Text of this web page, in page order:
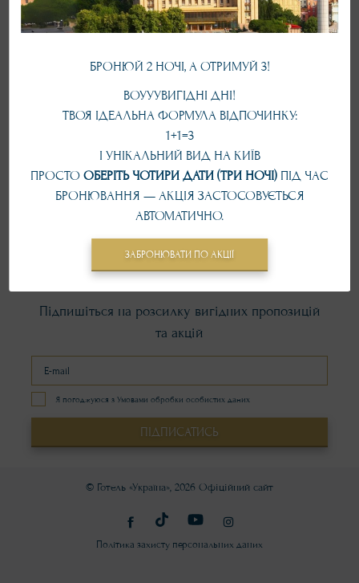
Підпишіться на розсилку вигідних пропозицій
та акцій
Я погоджуюся з Умовами обробки особистих даних
ПІДПИСАТИСЬ
© Готель «Україна», 2026 Офіційний сайт
Політика захисту персональних даних
БРОНЮЙ 2 НОЧІ, А ОТРИМУЙ 3!
ВОУУУВИГІДНІ ДНІ!
ТВОЯ ІДЕАЛЬНА ФОРМУЛА ВІДПОЧИНКУ:
1+1=3
І УНІКАЛЬНИЙ ВИД НА КИЇВ
ПРОСТО ОБЕРІТЬ ЧОТИРИ ДАТИ (ТРИ НОЧІ) ПІД ЧАС
БРОНЮВАННЯ — АКЦІЯ ЗАСТОСОВУЄТЬСЯ
АВТОМАТИЧНО.
ЗАБРОНЮВАТИ ПО АКЦІЇ